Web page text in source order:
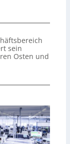
sein
Osten und